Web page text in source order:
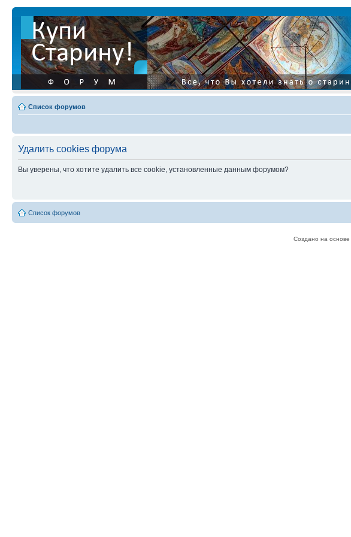
Список форумов
Удалить cookies форума
Вы уверены, что хотите удалить все cookie, установленные данным форумом?
Список форумов
Создано на основе